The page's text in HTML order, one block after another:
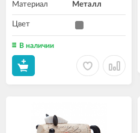
Материал Металл
Цвет
В наличии